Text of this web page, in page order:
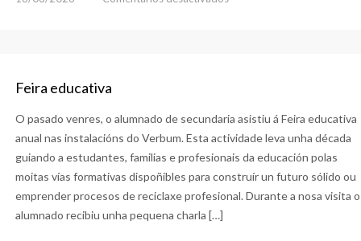
Feira educativa
O pasado venres, o alumnado de secundaria asistiu á Feira educativa
anual nas instalacións do Verbum. Esta actividade leva unha década
guiando a estudantes, familias e profesionais da educación polas
moitas vías formativas dispoñibles para construír un futuro sólido ou
emprender procesos de reciclaxe profesional. Durante a nosa visita o
alumnado recibiu unha pequena charla […]